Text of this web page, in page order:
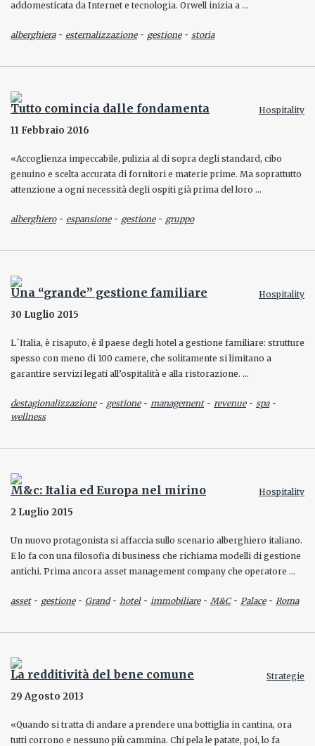
addomesticata da Internet e tecnologia. Orwell inizia a …
alberghiera- esternalizzazione- gestione- storia
Tutto comincia dalle fondamenta Hospitality
11 Febbraio 2016
«Accoglienza impeccabile, pulizia al di sopra degli standard, cibo
genuino e scelta accurata di fornitori e materie prime. Ma soprattutto
attenzione a ogni necessità degli ospiti già prima del loro …
alberghiero- espansione- gestione- gruppo
Una “grande” gestione familiare Hospitality
30 Luglio 2015
L´Italia, è risaputo, è il paese degli hotel a gestione familiare: strutture
spesso con meno di 100 camere, che solitamente si limitano a
garantire servizi legati all’ospitalità e alla ristorazione. …
destagionalizzazione- gestione- management- revenue- spa-
wellness
M&c: Italia ed Europa nel mirino Hospitality
2 Luglio 2015
Un nuovo protagonista si affaccia sullo scenario alberghiero italiano.
E lo fa con una filosofia di business che richiama modelli di gestione
antichi. Prima ancora asset management company che operatore …
asset- gestione- Grand- hotel- immobiliare- M&C- Palace- Roma
La redditività del bene comune Strategie
29 Agosto 2013
«Quando si tratta di andare a prendere una bottiglia in cantina, ora
tutti corrono e nessuno più cammina. Chi pela le patate, poi, lo fa